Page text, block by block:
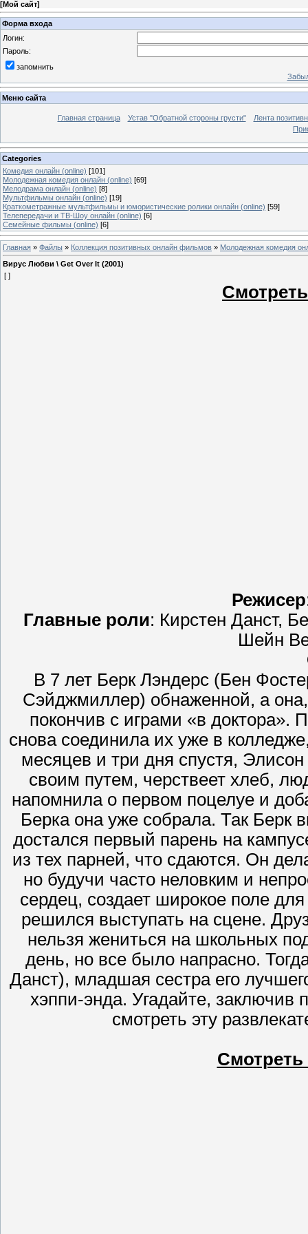
[Мой сайт]
Форма входа
Логин:
Пароль:
запомнить
Меню сайта
Главная страница Устав "Обратной стороны грусти"
Лента
Categories
Комедия онлайн (online) [101]
Молодежная комедия онлайн (online) [69]
Мелодрама онлайн (online) [8]
Мультфильмы онлайн (online) [19]
Краткометражные мультфильмы и юмористические ролики онлайн (online) [59]
Телепередачи и ТВ-Шоу онлайн (online) [6]
Семейные фильмы (online) [6]
Главная » Файлы » Коллекция позитивных онлайн фильмов » Молодежная комедия
Вирус Любви \ Get Over It (2001)
[ ]
Режисер
Главные роли: Кирстен Данст,
Шейн
В 7 лет Берк Лэндерс (Бен
Сэйджмиллер) обнаженной, а она,
покончив с играми «в доктора».
снова соединила их уже в
месяцев и три дня спустя,
своим путем, черствеет хлеб,
напомнила о первом поцелуе и
Берка она уже собрала. Так Берк
достался первый парень на
из тех парней, что сдаются. Он
но будучи часто неловким и
сердец, создает широкое поле
решился выступать на сцене.
нельзя жениться на школьных
день, но все было напрасно.
Данст), младшая сестра его
хэппи-энда. Угадайте, заключив
смотреть эту